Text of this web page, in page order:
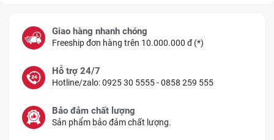
Giao hàng nhanh chóng
Freeship đơn hàng trên 10.000.000 đ (*)
Hỗ trợ 24/7
Hotline/zalo: 0925 30 5555 - 0858 259 555
Bảo đảm chất lượng
Sản phẩm bảo đảm chất lượng.